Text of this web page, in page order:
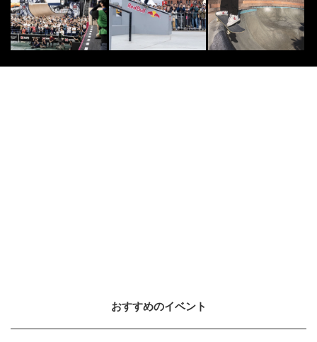
いに行ってみた
2022.11.30
9 SURF
小学館GRAVIDIA.JP
おすすめのイベント